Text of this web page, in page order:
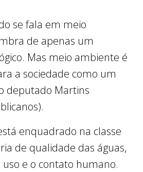
se fala em meio
de apenas um
Mas meio ambiente é
a sociedade como um
deputado Martins
enquadrado na classe
de qualidade das águas,
e o contato humano.